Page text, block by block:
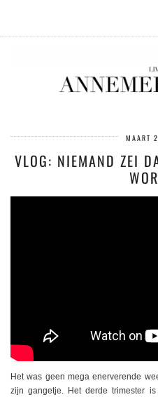
MAART
VLOG: NIEMAND ZEI
Het was geen mega enerverende
zijn gangetje. Het derde trimester